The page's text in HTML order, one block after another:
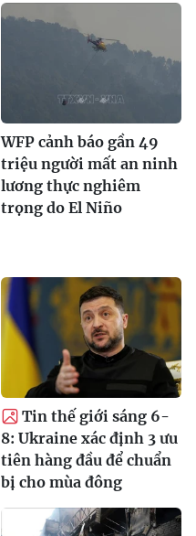
WFP cảnh báo gần 49
triệu người mất an ninh
lương thực nghiêm
trọng do El Niño
Tin thế giới sáng 6-
8: Ukraine xác định 3 ưu
tiên hàng đầu để chuẩn
bị cho mùa đông